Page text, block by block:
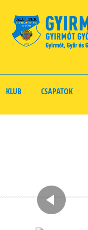
KLUB CSAPATOK